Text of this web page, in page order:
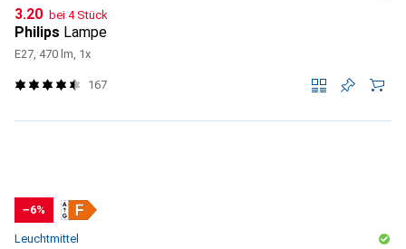
CHF
3.20 bei 4 Stück
Philips Lampe
E27, 470 lm, 1x
167
−6%
Leuchtmittel